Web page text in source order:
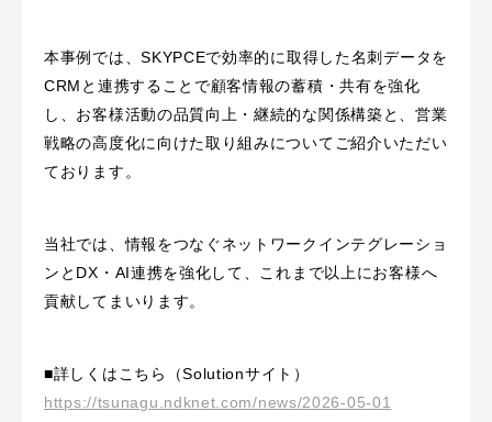
本事例では、SKYPCEで効率的に取得した名刺データを
CRMと連携することで顧客情報の蓄積・共有を強化
し、お客様活動の品質向上・継続的な関係構築と、営業
戦略の高度化に向けた取り組みについてご紹介いただい
ております。
当社では、情報をつなぐネットワークインテグレーショ
ンとDX・AI連携を強化して、これまで以上にお客様へ
貢献してまいります。
■詳しくはこちら（Solutionサイト）
https://tsunagu.ndknet.com/news/2026-05-01